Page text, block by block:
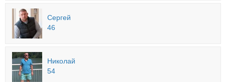
Сергей
46
Николай
54